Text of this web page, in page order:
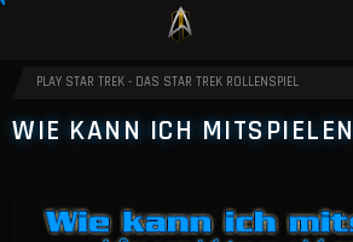
PLAY STAR TREK - DAS STAR TREK ROLLENSPIEL
WIE KANN ICH MITSPIELEN